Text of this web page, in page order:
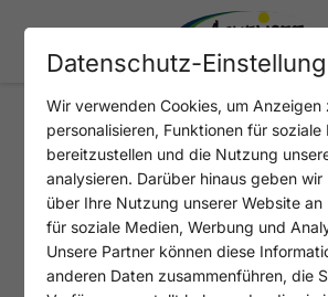
SEEWALDHÜTTE
Datenschutz-
Wir verwenden Cookies, um Anzeigen
personalisieren, Funktionen für soziale
bereitzustellen und die Nutzung
analysieren. Darüber hinaus geben
über Ihre Nutzung unserer Website an
für soziale Medien, Werbung und
Unsere Partner können diese
anderen Daten zusammenführen, die